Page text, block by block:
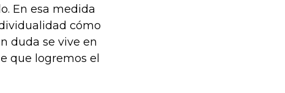
En esa medida
cómo
duda se vive en
que logremos el